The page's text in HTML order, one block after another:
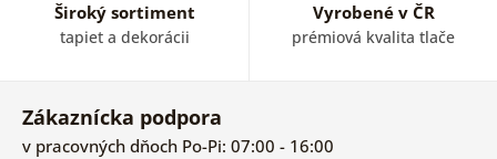
Široký sortiment
tapiet a dekorácii
Vyrobené v ČR
prémiová kvalita tlače
Zákaznícka podpora
v pracovných dňoch Po-Pi: 07:00 - 16:00